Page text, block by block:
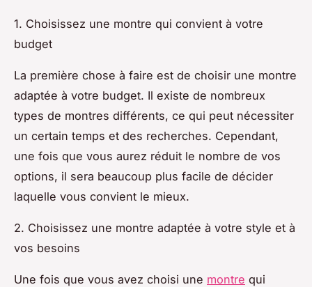
1. Choisissez une montre qui convient à votre
budget
La première chose à faire est de choisir une montre
adaptée à votre budget. Il existe de nombreux
types de montres différents, ce qui peut nécessiter
un certain temps et des recherches. Cependant,
une fois que vous aurez réduit le nombre de vos
options, il sera beaucoup plus facile de décider
laquelle vous convient le mieux.
2. Choisissez une montre adaptée à votre style et à
vos besoins
Une fois que vous avez choisi une montre qui